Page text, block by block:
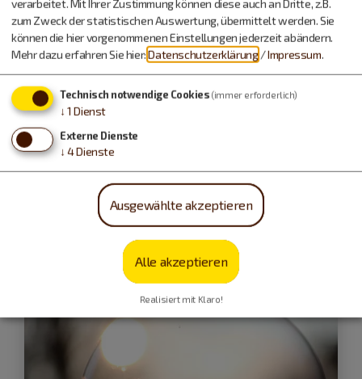
Kelheim
02.01.27
Winterstrudel
verarbeitet. Mit Ihrer Zustimmung können diese auch an Dritte, z.B.
zum Zweck der statistischen Auswertung, übermittelt werden. Sie
können die hier vorgenommenen Einstellungen jederzeit abändern.
Mehr dazu erfahren Sie hier:Datenschutzerklärung /Impressum.
Technisch notwendige Cookies (immer erforderlich)
↓ 1 Dienst
Externe Dienste
↓ 4Dienste
Ausgewählte akzeptieren
Alle akzeptieren
Realisiert mit Klaro!